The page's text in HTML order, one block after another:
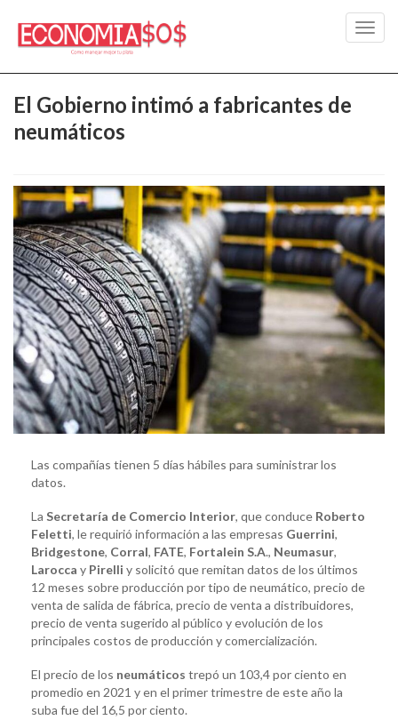
El Gobierno intimó a fabricantes de
neumáticos
Las compañías tienen 5 días hábiles para suministrar los
datos.
La Secretaría de Comercio Interior, que conduce Roberto
Feletti, le requirió información a las empresas Guerrini,
Bridgestone, Corral, FATE, Fortalein S.A., Neumasur,
Larocca y Pirelli y solicitó que remitan datos de los últimos
12 meses sobre producción por tipo de neumático, precio de
venta de salida de fábrica, precio de venta a distribuidores,
precio de venta sugerido al público y evolución de los
principales costos de producción y comercialización.
El precio de los neumáticos trepó un 103,4 por ciento en
promedio en 2021 y en el primer trimestre de este año la
suba fue del 16,5 por ciento.